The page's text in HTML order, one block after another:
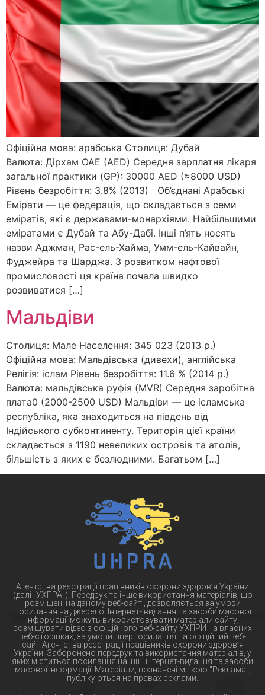
Офіційна мова: арабська Столиця: Дубай
Валюта: Дірхам ОАЕ (AED) Середня зарплатня лікаря
загальної практики (GP): 30000 AED (≈8000 USD)
Рівень безробіття: 3.8% (2013) Об’єднані Арабські
Емірати — це федерація, що складається з семи
еміратів, які є державами-монархіями. Найбільшими
еміратами є Дубай та Абу-Дабі. Інші п’ять носять
назви Аджман, Рас-ель-Хайма, Умм-ель-Кайвайн,
Фуджейра та Шарджа. З розвитком нафтової
промисловості ця країна почала швидко
розвиватися […]
Мальдіви
Столиця: Мале Населення: 345 023 (2013 р.)
Офіційна мова: Мальдівська (дивехи), англійська
Релігія: іслам Рівень безробіття: 11.6 % (2014 р.)
Валюта: мальдівська руфія (MVR) Середня заробітна
плата0 (2000-2500 USD) Мальдіви — це ісламська
республіка, яка знаходиться на південь від
Індійського субконтиненту. Територія цієї країни
складається з 1190 невеликих островів та атолів,
більшість з яких є безлюдними. Багатьом […]
Агентства реєстрації працівників охорони здоров’я України
(далі "УХПРА"). Передрук та інше використання матеріалів, що
розміщені на даному веб-сайті, дозволяється за умови
посилання на джерело. Інтернет- видання та засоби масової
інформації можуть використовувати матеріали сайту,
розміщувати відео з офіційного веб-сайту УХПРИ на власних
веб-сторінках, за умови гіперпосилання на офіційний веб-
сайт Агентства реєстрації працівників охорони здоров’я
України. Заборонено передрук та використання матеріалів, у
яких міститься посилання на інші інтернет-видання та засоби
масової інформації. Матеріали, позначені міткою "Реклама",
публікуються на правах реклами.